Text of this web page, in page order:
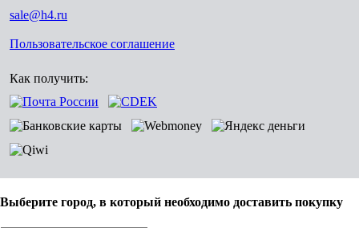
sale@h4.ru
Пользовательское соглашение
Как получить:
Выберите город, в который необходимо доставить покупку